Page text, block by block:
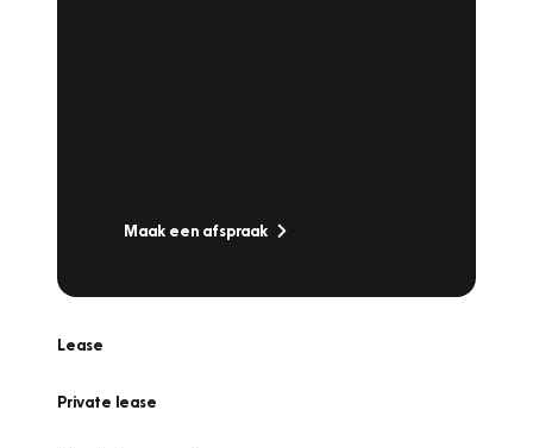
Maak een afspraak
Lease
Private lease